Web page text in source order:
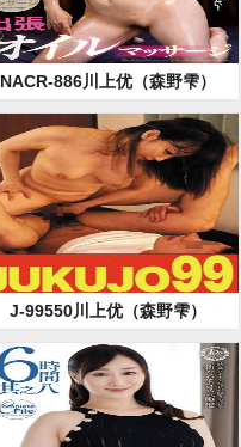
み,葉月もえ,紺野ひ
かる,七海ひな（七
瀬ひな）,若宮はず
き,川菜美鈴,辻井ほ
あやか,冬愛ことね,
宇流木さら,山岸ゆ
り,逢坂りの,本真ゆ
り,星あめり,星仲こ
こみ,川原かなえ,市
川花音,神咲まい,赤
瀬尚子,蘭々,有栖る
る
NACR-886川上优（森野雫）
J-99550川上优（森野雫）